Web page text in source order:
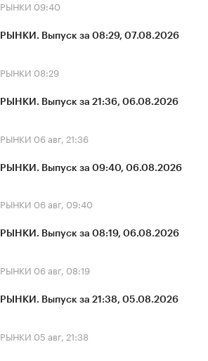
РЫНКИ 09:40
РЫНКИ. Выпуск за 08:29, 07.08.2026
РЫНКИ 08:29
РЫНКИ. Выпуск за 21:36, 06.08.2026
РЫНКИ 06 авг, 21:36
РЫНКИ. Выпуск за 09:40, 06.08.2026
РЫНКИ 06 авг, 09:40
РЫНКИ. Выпуск за 08:19, 06.08.2026
РЫНКИ 06 авг, 08:19
РЫНКИ. Выпуск за 21:38, 05.08.2026
РЫНКИ 05 авг, 21:38